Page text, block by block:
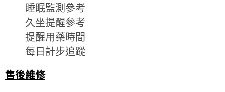
睡眠監測參考
久坐提醒參考
提醒用藥時間
每日計步追蹤
售後維修